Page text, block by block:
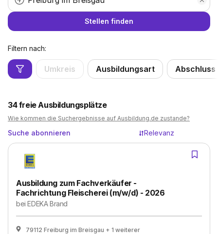
Stellen finden
Filtern nach:
Umkreis Ausbildungsart Abschluss
34freie Ausbildungsplätze
Wie kommen die Suchergebnisse auf Ausbildung.de zustande?
Suche abonnieren Relevanz
Ausbildung zum Fachverkäufer -
Fachrichtung Fleischerei (m/w/d) - 2026
beiEDEKA Brand
79112 Freiburg im Breisgau + 1 weiterer